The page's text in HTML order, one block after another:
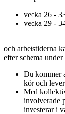
vecka 26 -
vecka 29 -
och arbetstiderna
efter schema under
Du kommer
kör och
Med
involverade
investerar i